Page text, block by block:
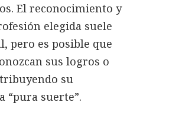
El reconocimiento y
elegida suele
pero es posible que
sus logros o
su
“pura suerte”.